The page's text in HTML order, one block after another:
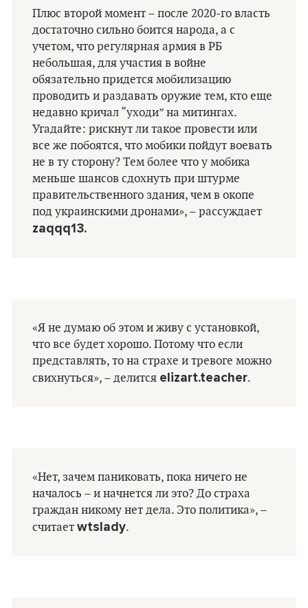
Плюс второй момент – после 2020-го власть
достаточно сильно боится народа, а с
учетом, что регулярная армия в РБ
небольшая, для участия в войне
обязательно придется мобилизацию
проводить и раздавать оружие тем, кто еще
недавно кричал “уходи” на митингах.
Угадайте: рискнут ли такое провести или
все же побоятся, что мобики пойдут воевать
не в ту сторону? Тем более что у мобика
меньше шансов сдохнуть при штурме
правительственного здания, чем в окопе
под украинскими дронами», – рассуждает
zaqqq13.
«Я не думаю об этом и живу с установкой,
что все будет хорошо. Потому что если
представлять, то на страхе и тревоге можно
свихнуться», – делится elizart.teacher.
«Нет, зачем паниковать, пока ничего не
началось – и начнется ли это? До страха
граждан никому нет дела. Это политика», –
считает wtslady.